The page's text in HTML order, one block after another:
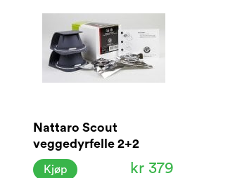
Nattaro Scout
veggedyrfelle 2+2
kr 379
Kjøp